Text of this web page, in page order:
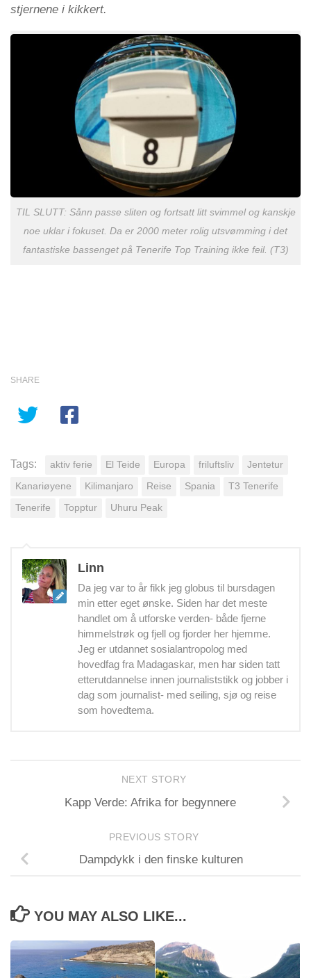
stjernene i kikkert.
TIL SLUTT: Sånn passe sliten og fortsatt litt svimmel og kanskje
noe uklar i fokuset. Da er 2000 meter rolig utsvømming i det
fantastiske bassenget på Tenerife Top Training ikke feil. (T3)
SHARE
Tags: aktiv ferie El Teide Europa friluftsliv Jentetur
Kanariøyene Kilimanjaro Reise Spania T3 Tenerife
Tenerife Topptur Uhuru Peak
Linn
Da jeg var to år fikk jeg globus til bursdagen
min etter eget ønske. Siden har det meste
handlet om å utforske verden- både fjerne
himmelstrøk og fjell og fjorder her hjemme.
Jeg er utdannet sosialantropolog med
hovedfag fra Madagaskar, men har siden tatt
etterutdannelse innen journaliststikk og jobber i
dag som journalist- med seiling, sjø og reise
som hovedtema.
NEXT STORY
Kapp Verde: Afrika for begynnere
PREVIOUS STORY
Dampdykk i den finske kulturen
YOU MAY ALSO LIKE...